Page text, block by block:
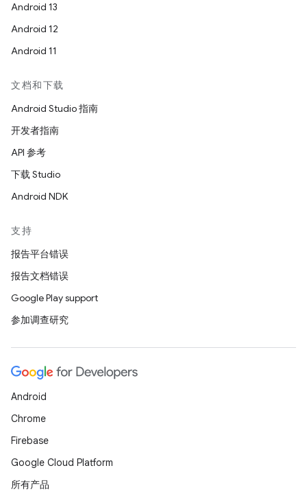
Android 13
Android 12
Android 11
文档和下载
Android Studio 指南
开发者指南
API 参考
下载 Studio
Android NDK
支持
报告平台错误
报告文档错误
Google Play support
参加调查研究
Android
Chrome
Firebase
Google Cloud Platform
所有产品